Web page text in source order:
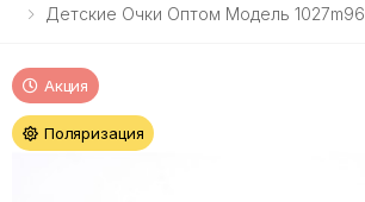
Детские Очки Оптом Модель 1027m96
Акция
Поляризация